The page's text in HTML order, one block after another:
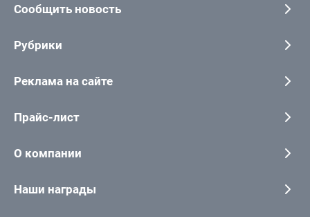
Сообщить новость
Рубрики
Реклама на сайте
Прайс-лист
О компании
Наши награды